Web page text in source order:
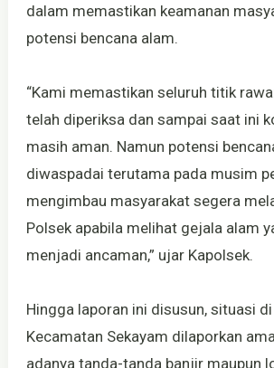
dalam memastikan keamanan
potensi bencana alam.
“Kami memastikan seluruh titik
telah diperiksa dan sampai saat ini
masih aman. Namun potensi
diwaspadai terutama pada musim
mengimbau masyarakat segera
Polsek apabila melihat gejala alam
menjadi ancaman,” ujar Kapolsek.
Hingga laporan ini disusun, situasi
Kecamatan Sekayam dilaporkan
adanya tanda-tanda banjir maupun